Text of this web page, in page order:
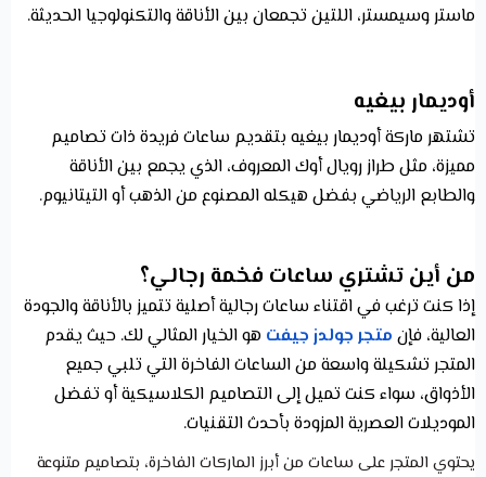
ماستر وسيمستر، اللتين تجمعان بين الأناقة والتكنولوجيا الحديثة.
أوديمار بيغيه
تشتهر ماركة أوديمار بيغيه بتقديم ساعات فريدة ذات تصاميم
مميزة، مثل طراز رويال أوك المعروف، الذي يجمع بين الأناقة
والطابع الرياضي بفضل هيكله المصنوع من الذهب أو التيتانيوم.
من أين تشتري ساعات فخمة رجالي؟
إذا كنت ترغب في اقتناء ساعات رجالية أصلية تتميز بالأناقة والجودة
العالية، فإن متجر جولدز جيفت هو الخيار المثالي لك. حيث يقدم
المتجر تشكيلة واسعة من الساعات الفاخرة التي تلبي جميع
الأذواق، سواء كنت تميل إلى التصاميم الكلاسيكية أو تفضل
الموديلات العصرية المزودة بأحدث التقنيات.
يحتوي المتجر على ساعات من أبرز الماركات الفاخرة، بتصاميم متنوعة